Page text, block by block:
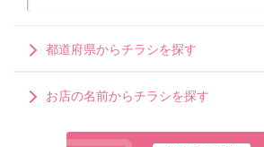
都道府県からチラシを探す
お店の名前からチラシを探す